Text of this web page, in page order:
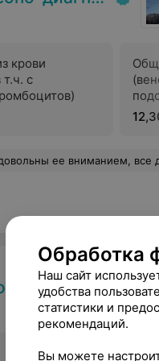
крови
с
ею обследованию и лечению все хорошо. Спасибо ей
Обработка
Наш сайт
удобства
статистики и
рекомендаций.
Вы можете